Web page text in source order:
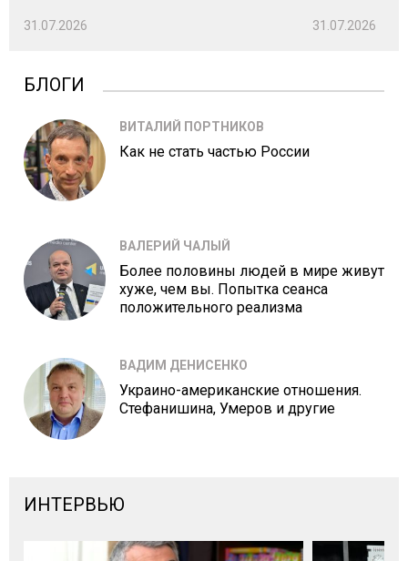
31.07.2026 31.07.2026
БЛОГИ
ВИТАЛИЙ ПОРТНИКОВ
Как не стать частью России
ВАЛЕРИЙ ЧАЛЫЙ
Более половины людей в мире живут
хуже, чем вы. Попытка сеанса
положительного реализма
ВАДИМ ДЕНИСЕНКО
Украино-американские отношения.
Стефанишина, Умеров и другие
ИНТЕРВЬЮ